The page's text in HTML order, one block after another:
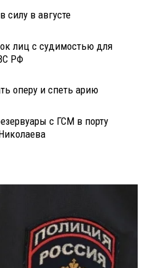
в августе
лиц с судимостью для
РФ
оперу и спеть арию
с ГСМ в порту